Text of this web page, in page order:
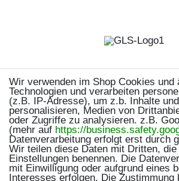
Wir verwenden im Shop Cookies und
Technologien und verarbeiten
(z.B. IP-Adresse), um z.b. Inhalte
personalisieren, Medien von
oder Zugriffe zu analysieren. z.B.
(mehr auf https://
Datenverarbeitung erfolgt erst durch
Wir teilen diese Daten mit Dritten,
Einstellungen benennen. Die
mit Einwilligung oder aufgrund eines
Interesses erfolgen. Die Zustimmung